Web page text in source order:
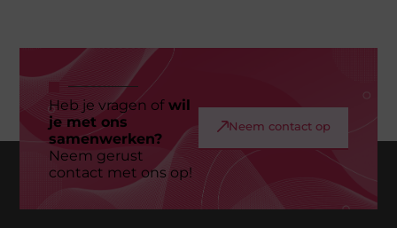
Heb je vragen ofwil
je met ons
samenwerken?
Neem gerust
contact met ons op!
Neem contact op